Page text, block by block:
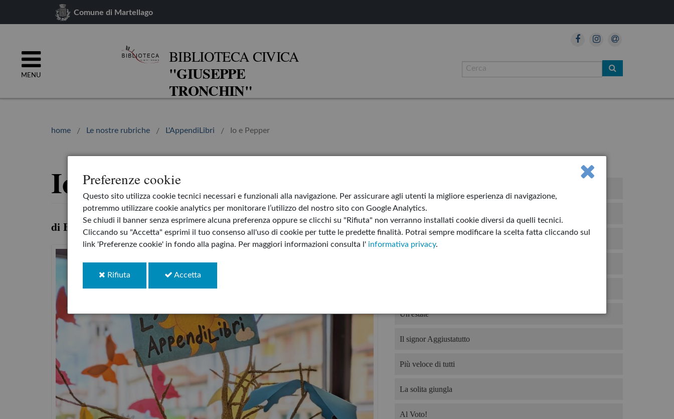
Preferenze cookie
Questo sito utilizza cookie tecnici necessari e funzionali alla navigazione. Per assicurare agli utenti la migliore esperienza di navigazione,
potremmo utilizzare cookie analytics per monitorare l’utilizzo del nostro sito con Google Analytics.
Se chiudi il banner senza esprimere alcuna preferenza oppure se clicchi su "Rifiuta" non verranno installati cookie diversi da quelli tecnici.
Cliccando su "Accetta" esprimi il tuo consenso all'uso di cookie per tutte le predette finalità. Potrai sempre modificare la scelta fatta cliccando sul
link 'Preferenze cookie' in fondo alla pagina. Per maggiori informazioni consulta l' informativa privacy.
Rifiuta Accetta
Comune di Martellago
MENU
BIBLIOTECA CIVICA
"GIUSEPPE
TRONCHIN"
home Le nostre rubriche L'AppendiLibri Io e Pepper
Io e Pepper
di Beatrice Alemagna
I sette letti di Ghiro
Non tutto è perduto
Un'estate
Il signor Aggiustatutto
Più veloce di tutti
La solita giungla
Al Voto!